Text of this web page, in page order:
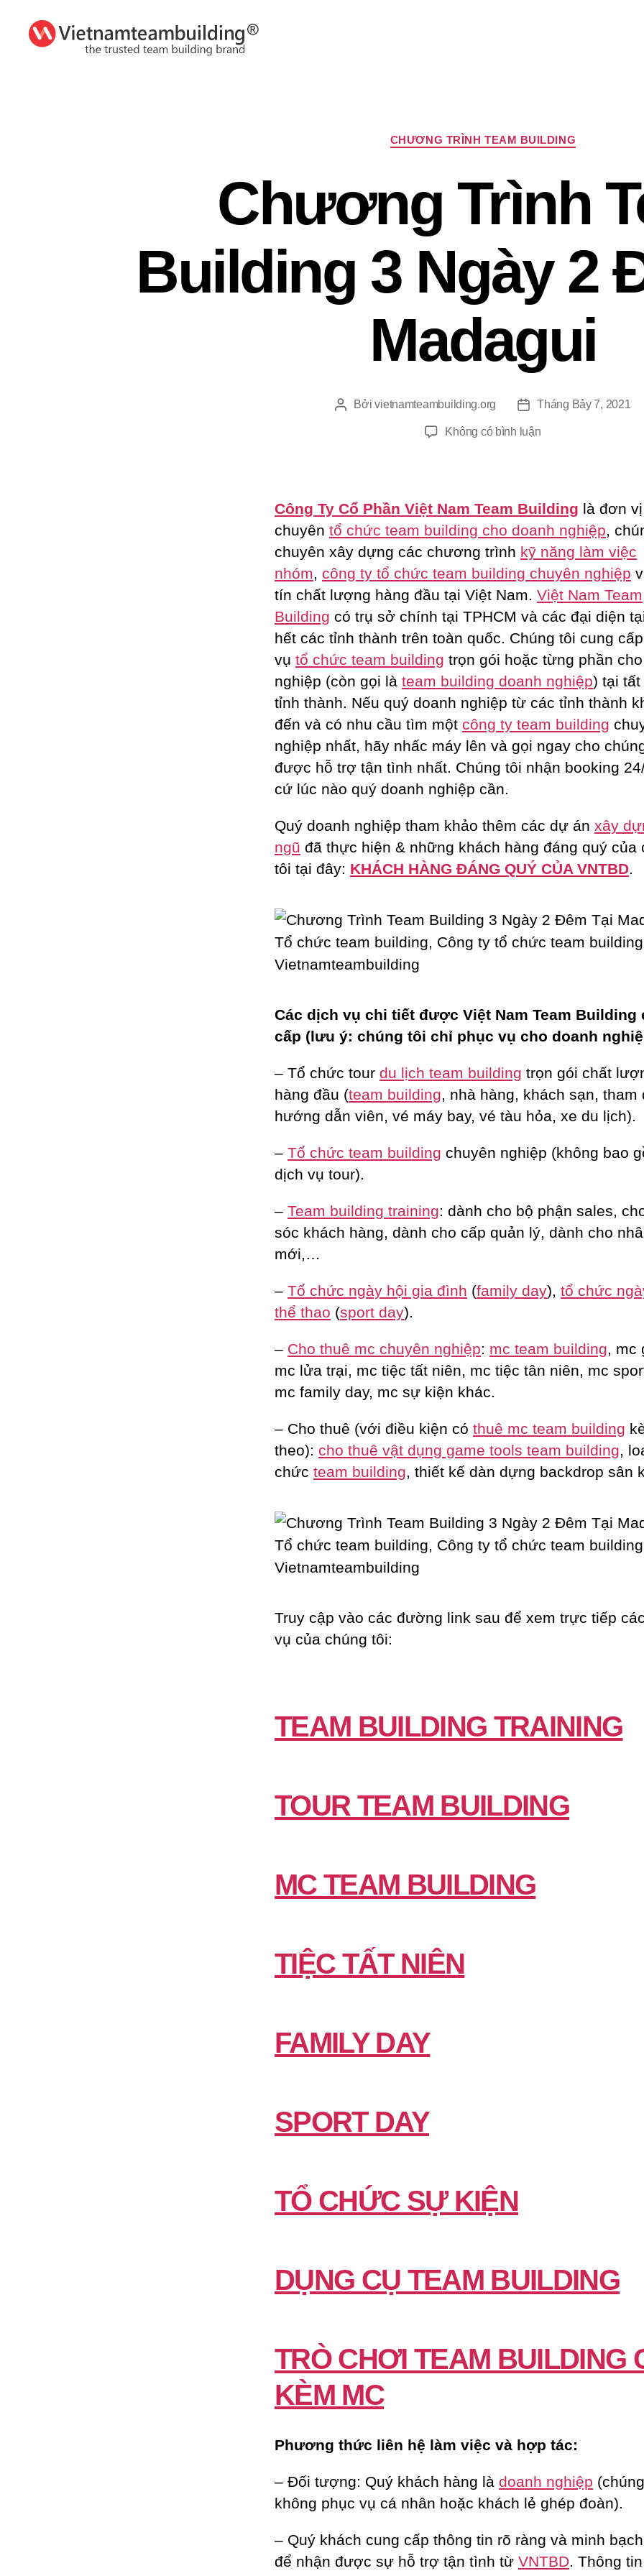
Chuyên
mục
CHƯƠNG TRÌNH TEAM BUILDING
Chương Trình
Building 3 Ngày 2
Madagui
TácBởivietnamteambuilding.org
NgàyTháng Bảy 7, 2021
Không có bình luậnở
3
Ngày
2
Đêm
Madagui
Công Ty Cổ Phần Việt Nam Team Building là đơn vị
chuyên tổ chức team building cho doanh nghiệp ,
chuyên xây dựng các chương trình kỹ năng làm việc
nhóm
công ty tổ chức team building chuyên nghiệp
tín chất lượng hàng đầu tại Việt Nam. Việt Nam Team
Building có trụ sở chính tại TPHCM và các đại diện
hết các tỉnh thành trên toàn quốc. Chúng tôi cung
vụ tổ chức team building trọn gói hoặc từng phần
nghiệp (còn gọi là team building doanh nghiệp) tại
tỉnh thành. Nếu quý doanh nghiệp từ các tỉnh thành
đến và có nhu cầu tìm một công ty team building
nghiệp nhất, hãy nhấc máy lên và gọi ngay cho
được hỗ trợ tận tình nhất. Chúng tôi nhận booking
cứ lúc nào quý doanh nghiệp cần.
Quý doanh nghiệp tham khảo thêm các dự án xây
ngũ đã thực hiện & những khách hàng đáng quý của
tôi tại đây: KHÁCH HÀNG ĐÁNG QUÝ CỦA VNTBD
Các dịch vụ chi tiết được Việt Nam Team Building
cấp (lưu ý: chúng tôi chỉ phục vụ cho doanh
– Tổ chức tour du lịch team building trọn gói chất
hàng đầu (team building , nhà hàng, khách sạn, tham
hướng dẫn viên, vé máy bay, vé tàu hỏa, xe du lịch).
– Tổ chức team building chuyên nghiệp (không bao
dịch vụ tour).
– Team building training: dành cho bộ phận sales,
sóc khách hàng, dành cho cấp quản lý, dành cho
mới,…
– Tổ chức ngày hội gia đình (family day), tổ chức
thể thao (sport day).
– Cho thuê mc chuyên nghiệp: mc team building ,
mc lửa trại, mc tiệc tất niên, mc tiệc tân niên, mc
mc family day, mc sự kiện khác.
– Cho thuê (với điều kiện có thuê mc team building
theo): cho thuê vật dụng game tools team building ,
chức team building , thiết kế dàn dựng backdrop sân
Truy cập vào các đường link sau để xem trực tiếp
vụ của chúng tôi:
TEAM BUILDING TRAINING
TOUR TEAM BUILDING
MC TEAM BUILDING
TIỆC TẤT NIÊN
FAMILY DAY
SPORT DAY
TỔ CHỨC SỰ KIỆN
DỤNG CỤ TEAM BUILDING
TRÒ CHƠI TEAM BUILDING
KÈM MC
Phương thức liên hệ làm việc và hợp tác:
– Đối tượng: Quý khách hàng là doanh nghiệp
không phục vụ cá nhân hoặc khách lẻ ghép đoàn).
– Quý khách cung cấp thông tin rõ ràng và minh
để nhận được sự hỗ trợ tận tình từ VNTBD . Thông